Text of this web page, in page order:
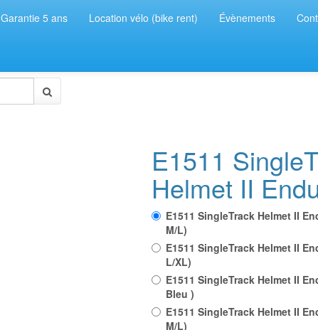
Garantie 5 ans Location vélo (bike rent) Évènements
E1511
Helmet II
E1511 SingleTrack Helmet II
M/L)
E1511 SingleTrack Helmet II
L/XL)
E1511 SingleTrack Helmet II
Bleu )
E1511 SingleTrack Helmet II
M/L)